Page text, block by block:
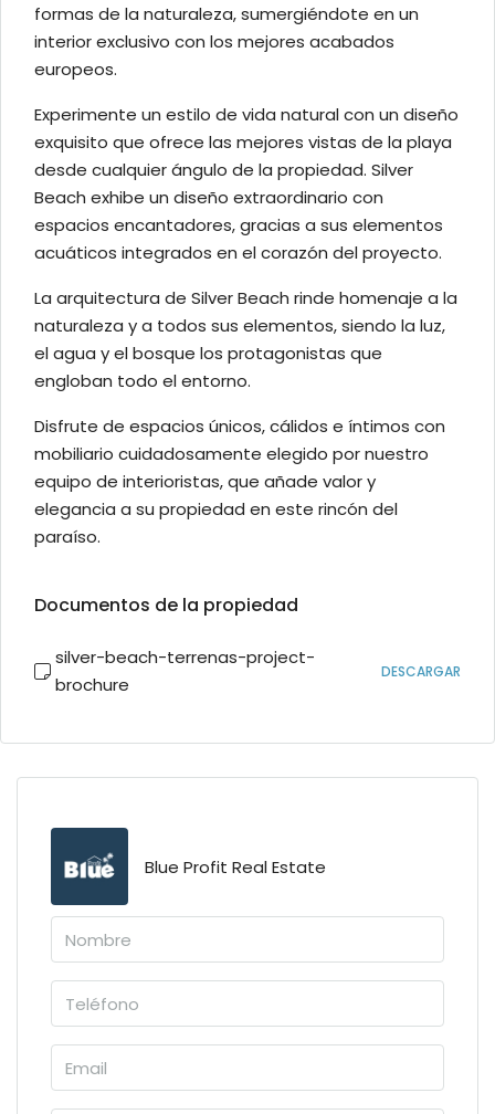
formas de la naturaleza, sumergiéndote en un
interior exclusivo con los mejores acabados
europeos.
Experimente un estilo de vida natural con un diseño
exquisito que ofrece las mejores vistas de la playa
desde cualquier ángulo de la propiedad. Silver
Beach exhibe un diseño extraordinario con
espacios encantadores, gracias a sus elementos
acuáticos integrados en el corazón del proyecto.
La arquitectura de Silver Beach rinde homenaje a la
naturaleza y a todos sus elementos, siendo la luz,
el agua y el bosque los protagonistas que
engloban todo el entorno.
Disfrute de espacios únicos, cálidos e íntimos con
mobiliario cuidadosamente elegido por nuestro
equipo de interioristas, que añade valor y
elegancia a su propiedad en este rincón del
paraíso.
Documentos de la propiedad
silver-beach-terrenas-project-
brochure
DESCARGAR
Blue Profit Real Estate